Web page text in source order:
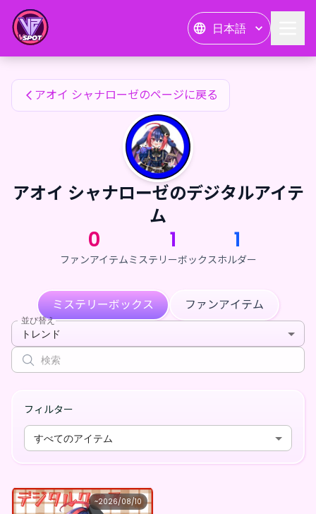
日本語
アオイ シャナローゼのファンアイテム
アオイ シャナローゼのページに戻る
アオイ シャナローゼのデジタルアイテ
ム
0
ファンアイテム
1
ミステリーボックス
1
ホルダー
ミステリーボックス ファンアイテム
並び替え
トレンド
フィルター
すべてのアイテム
~2026/08/10
アオイ シャナローゼ
アオイ=シャナローゼ ×Vガスト開店！
アオイ シャナローゼのファンアイテム — 24karat